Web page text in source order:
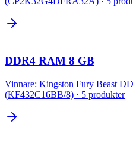
DDR4 RAM 8 GB
Vinnare: Kingston Fury Beast
(KF432C16BB/8) · 5 produkter